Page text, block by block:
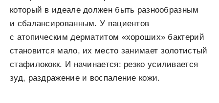
который в идеале должен быть разнообразным
и сбалансированным. У пациентов
с атопическим дерматитом «хороших» бактерий
становится мало, их место занимает золотистый
стафилококк. И начинается: резко усиливается
зуд, раздражение и воспаление кожи.